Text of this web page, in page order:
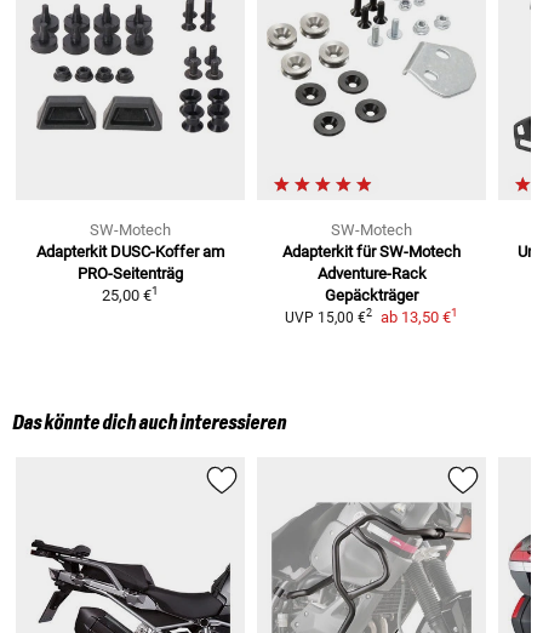
SW-Motech
Adapterkit DUSC-Koffer am
PRO-Seitenträg
25,00 €1
SW-Motech
Adapterkit für SW-Motech
Adventure-Rack
Gepäckträger
UVP 15,00 €2 ab 13,50 €1
Das könnte dich auch interessieren